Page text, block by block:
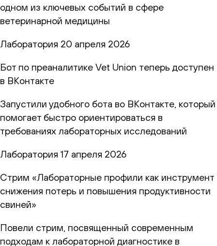
одном из ключевых событий в сфере
ветеринарной медицины
Лаборатория 20 апреля 2026
Бот по преаналитике Vet Union теперь доступен
в ВКонтакте
Запустили удобного бота во ВКонтакте, который
помогает быстро ориентироваться в
требованиях лабораторных исследований
Лаборатория 17 апреля 2026
Стрим «Лабораторные профили как инструмент
снижения потерь и повышения продуктивности
свиней»
Повели стрим, посвященный современным
подходам к лабораторной диагностике в